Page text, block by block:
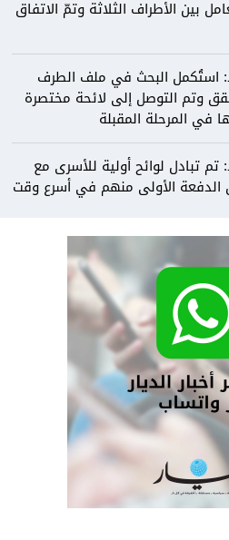
بين الأطراف الثلاثة وتمّ الاتفاق
استُكمل البحث في ملف الطرف
وتم التوصل إلى لائحة مختصرة
في المرحلة المقبلة
تم تبادل لوائح أولية للأسرى مع
الدفعة الأولى منهم في أسرع وقت